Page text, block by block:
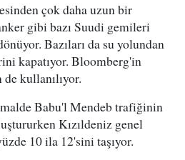
çok daha uzun bir
gibi bazı Suudi gemileri
Bazıları da su yolundan
kapatıyor. Bloomberg'in
kullanılıyor.
Babu'l Mendeb trafiğinin
Kızıldeniz genel
10 ila 12'sini taşıyor.